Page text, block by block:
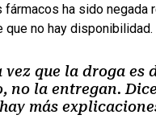
ha sido negada
que no hay disponibilidad.
vez que la droga es
no la entregan.
más